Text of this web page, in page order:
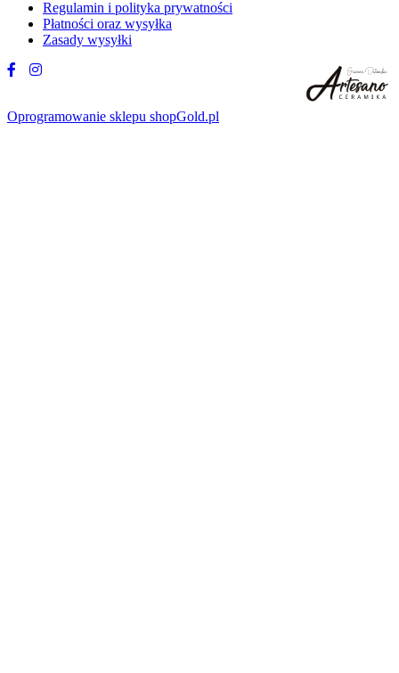
Regulamin i polityka prywatności
Płatności oraz wysyłka
Zasady wysyłki
Oprogramowanie sklepu shopGold.pl